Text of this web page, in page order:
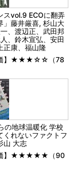
スvol.9 ECOに翻弄
」藤井厳喜, 杉山大
、渡辺正、武田邦
、鈴木宣弘、安田
正康、福山隆
価】★★★☆☆（78
の地球温暖化 学校
くれないファクトフ
山 大志
価】★★★★★（90